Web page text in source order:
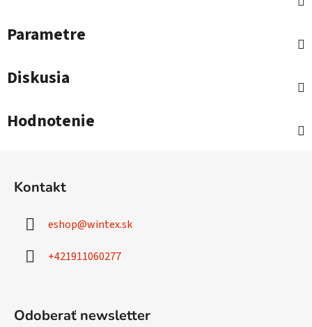
Parametre
Diskusia
Hodnotenie
Kontakt
eshop@wintex.sk
+421911060277
Odoberať newsletter